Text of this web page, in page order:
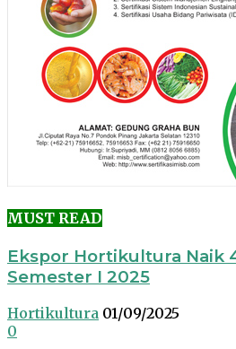
MUST READ
Ekspor Hortikultura Naik
Semester I 2025
Hortikultura 01/09/2025
0